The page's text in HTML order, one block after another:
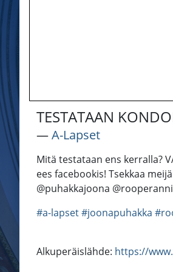
TESTATAAN
―A-Lapset
Mitä testataan ens kerralla?
ees facebookis! Tsekkaa
@puhakkajoona
#a-lapset#joonapuhakka
Alkuperäislähde: https://